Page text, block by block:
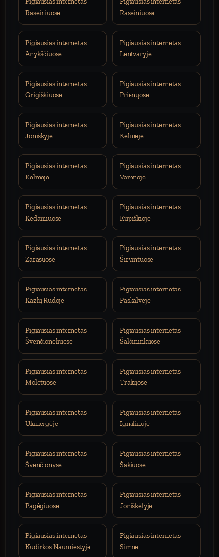
Raseiniuose
Raseiniuose
Pigiausias internetas
Anykščiuose
Pigiausias internetas
Lentvaryje
Pigiausias internetas
Grigiškiuose
Pigiausias internetas
Prienųose
Pigiausias internetas
Joniškyje
Pigiausias internetas
Kelmėje
Pigiausias internetas
Kelmėje
Pigiausias internetas
Varėnoje
Pigiausias internetas
Kėdainiuose
Pigiausias internetas
Kupiškioje
Pigiausias internetas
Zarasuose
Pigiausias internetas
Širvintuose
Pigiausias internetas
Kazlų Rūdoje
Pigiausias internetas
Paskalvėje
Pigiausias internetas
Švenčionėliuose
Pigiausias internetas
Šalčininkuose
Pigiausias internetas
Molėtuose
Pigiausias internetas
Trakųose
Pigiausias internetas
Ukmergėje
Pigiausias internetas
Ignalinoje
Pigiausias internetas
Švenčionyse
Pigiausias internetas
Šakiuose
Pigiausias internetas
Pagėgiuose
Pigiausias internetas
Joniškėlyje
Pigiausias internetas
Kudirkos Naumiestyje
Pigiausias internetas
Simne